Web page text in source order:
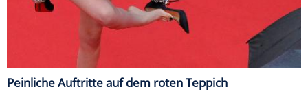
Peinliche Auftritte auf dem roten Teppich